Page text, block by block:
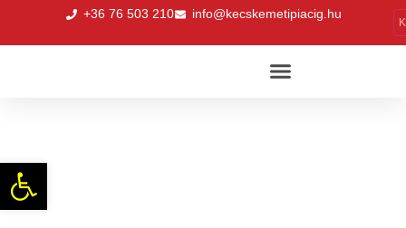
+36 76 503 210 info@kecskemetipiacig.hu
Eszköztár megnyitása